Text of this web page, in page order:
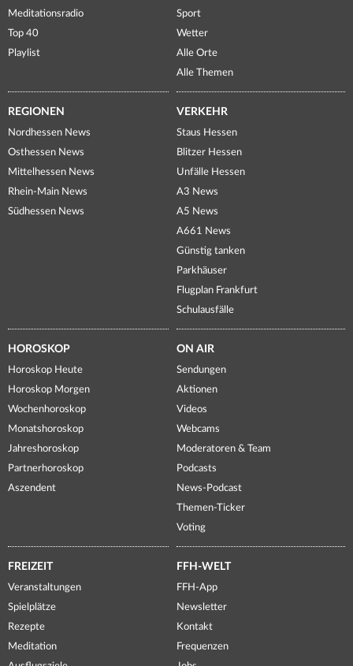
Meditationsradio
Top 40
Playlist
Sport
Wetter
Alle Orte
Alle Themen
REGIONEN
Nordhessen News
Osthessen News
Mittelhessen News
Rhein-Main News
Südhessen News
VERKEHR
Staus Hessen
Blitzer Hessen
Unfälle Hessen
A3 News
A5 News
A661 News
Günstig tanken
Parkhäuser
Flugplan Frankfurt
Schulausfälle
HOROSKOP
Horoskop Heute
Horoskop Morgen
Wochenhoroskop
Monatshoroskop
Jahreshoroskop
Partnerhoroskop
Aszendent
ON AIR
Sendungen
Aktionen
Videos
Webcams
Moderatoren & Team
Podcasts
News-Podcast
Themen-Ticker
Voting
FREIZEIT
Veranstaltungen
Spielplätze
Rezepte
Meditation
FFH-WELT
FFH-App
Newsletter
Kontakt
Frequenzen